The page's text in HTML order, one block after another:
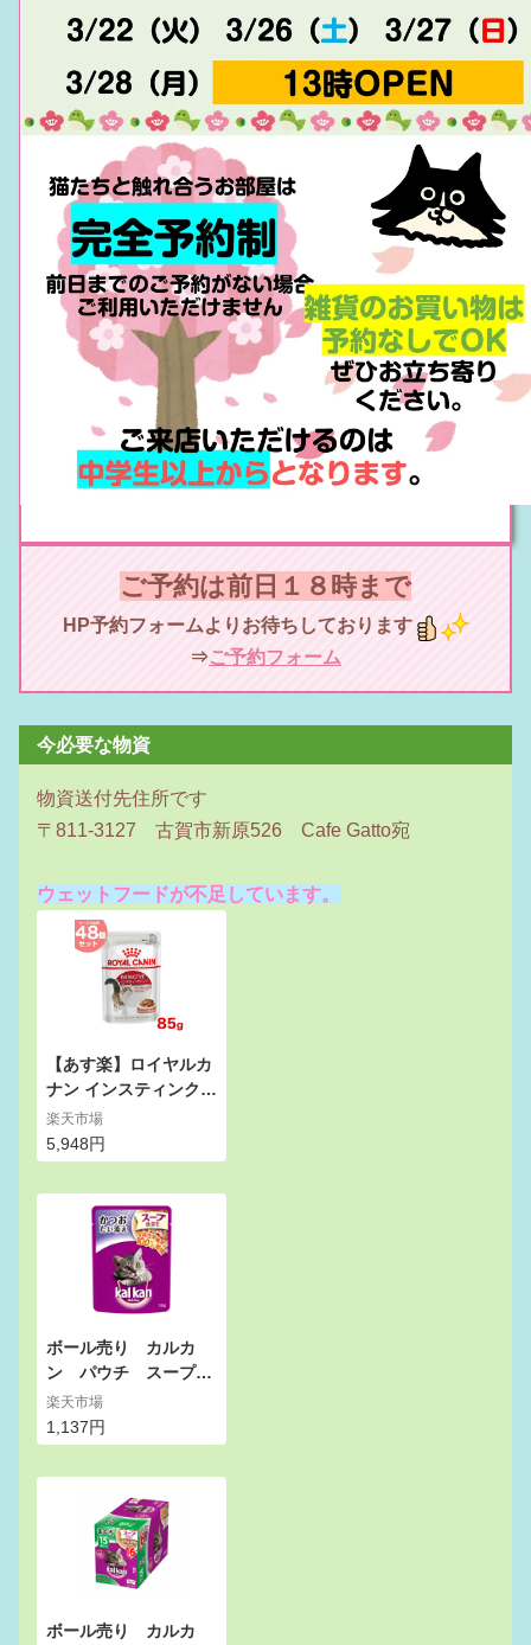
ご予約は前日１８時まで
HP予約フォームよりお待ちしております
⇒ご予約フォーム
今必要な物資
物資送付先住所です
〒811-3127 古賀市新原526 Cafe Gatto宛
ウェットフードが不足しています。
【あす楽】ロイヤルカ
ナン インスティンクテ
ィブ 85g×48個[12個×
4ケース] 安心の正規品
猫 [ROYAL CANIN FH
N-WET 猫用ウェット
パウチ] キャットフー
ド 半生 45437390603
97 #w-131586【RC_
WET】【お得な48個
セット】
楽天市場
5,948円
ボール売り カルカ
ン パウチ スープ仕
立て かつおたい添
え 70g 1ボール16
袋 キャットフード
カルカン 成猫用【H
LS_DU】 関東当日便
楽天市場
1,137円
ボール売り カルカ